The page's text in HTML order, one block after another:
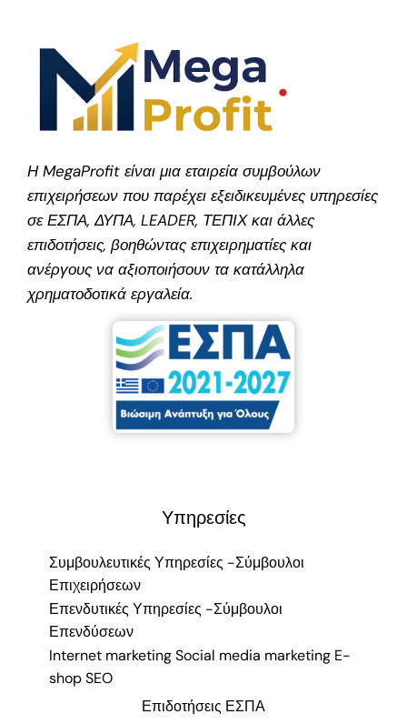
Η MegaProfit είναι μια εταιρεία συμβούλων
επιχειρήσεων που παρέχει εξειδικευμένες υπηρεσίες
σε ΕΣΠΑ, ΔΥΠΑ, LEADER, ΤΕΠΙΧ και άλλες
επιδοτήσεις, βοηθώντας επιχειρηματίες και
ανέργους να αξιοποιήσουν τα κατάλληλα
χρηματοδοτικά εργαλεία.
Υπηρεσίες
Συμβουλευτικές Υπηρεσίες -Σύμβουλοι
Επιχειρήσεων
Επενδυτικές Υπηρεσίες -Σύμβουλοι
Επενδύσεων
Internet marketing Social media marketing E-
shop SEO
Επιδοτήσεις ΕΣΠΑ